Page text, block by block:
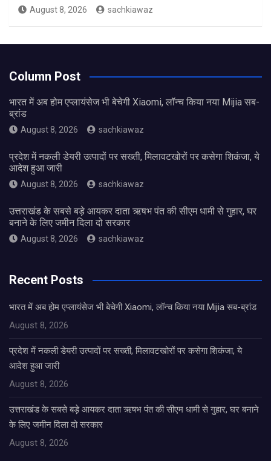
August 8, 2026 sachkiawaz
Column Post
भारत में अब होम एप्लायंसेज भी बेचेगी Xiaomi, लॉन्च किया नया Mijia सब-
ब्रांड
August 8, 2026 sachkiawaz
प्रदेश में नकली डेयरी उत्पादों पर सख्ती, मिलावटखोरों पर कसेगा शिकंजा, ये
आदेश हुआ जारी
August 8, 2026 sachkiawaz
उत्तराखंड के सबसे बड़े आयकर दाता ऋषभ पंत की सीएम धामी से गुहार, घर
बनाने के लिए जमीन दिला दो सरकार
August 8, 2026 sachkiawaz
Recent Posts
भारत में अब होम एप्लायंसेज भी बेचेगी Xiaomi, लॉन्च किया नया Mijia सब-ब्रांड
August 8, 2026
प्रदेश में नकली डेयरी उत्पादों पर सख्ती, मिलावटखोरों पर कसेगा शिकंजा, ये
आदेश हुआ जारी
August 8, 2026
उत्तराखंड के सबसे बड़े आयकर दाता ऋषभ पंत की सीएम धामी से गुहार, घर बनाने
के लिए जमीन दिला दो सरकार
August 8, 2026